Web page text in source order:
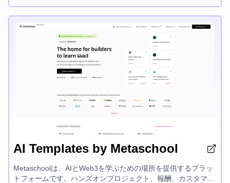
ー、インスピレーショナルクォーツ、国探検、カラーピッカ
拡張、GitHubリポジトリエクスプローラー、イベントのカウン
トダウンなど、様々なツールを提供し、デジタルワークフロー
を効率化するよう設計されています。
AI Templates by Metaschool
Metaschoolは、AIとWeb3を学ぶための場所を提供するプラッ
トフォームです。ハンズオンプロジェクト、報酬、カスタマイ